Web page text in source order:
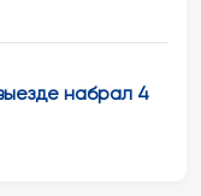
набрал 4